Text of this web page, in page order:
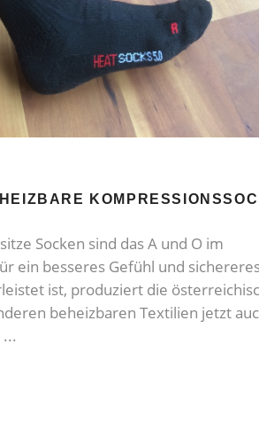
Socken sind das A und O im
ein besseres Gefühl und
ist, produziert die
beheizbaren Textilien jetzt